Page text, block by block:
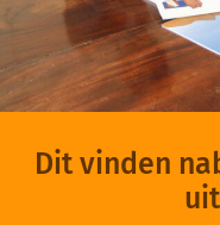
Dit vinden